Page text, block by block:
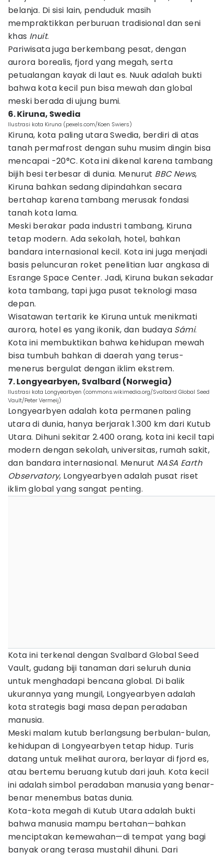
belanja. Di sisi lain, penduduk masih
mempraktikkan perburuan tradisional dan seni
khas Inuit.
Pariwisata juga berkembang pesat, dengan
aurora borealis, fjord yang megah, serta
petualangan kayak di laut es. Nuuk adalah bukti
bahwa kota kecil pun bisa mewah dan global
meski berada di ujung bumi.
6. Kiruna, Swedia
Ilustrasi kota Kiruna (pexels.com/Koen Swiers)
Kiruna, kota paling utara Swedia, berdiri di atas
tanah permafrost dengan suhu musim dingin bisa
mencapai -20°C. Kota ini dikenal karena tambang
bijih besi terbesar di dunia. Menurut BBC News,
Kiruna bahkan sedang dipindahkan secara
bertahap karena tambang merusak fondasi
tanah kota lama.
Meski berakar pada industri tambang, Kiruna
tetap modern. Ada sekolah, hotel, bahkan
bandara internasional kecil. Kota ini juga menjadi
basis peluncuran roket penelitian luar angkasa di
Esrange Space Center. Jadi, Kiruna bukan sekadar
kota tambang, tapi juga pusat teknologi masa
depan.
Wisatawan tertarik ke Kiruna untuk menikmati
aurora, hotel es yang ikonik, dan budaya Sámi.
Kota ini membuktikan bahwa kehidupan mewah
bisa tumbuh bahkan di daerah yang terus-
menerus bergulat dengan iklim ekstrem.
7. Longyearbyen, Svalbard (Norwegia)
Ilustrasi kota Longyearbyen (commons.wikimedia.org/Svalbard Global Seed
Vault/Peter Vermeij)
Longyearbyen adalah kota permanen paling
utara di dunia, hanya berjarak 1.300 km dari Kutub
Utara. Dihuni sekitar 2.400 orang, kota ini kecil tapi
modern dengan sekolah, universitas, rumah sakit,
dan bandara internasional. Menurut NASA Earth
Observatory, Longyearbyen adalah pusat riset
iklim global yang sangat penting.
Kota ini terkenal dengan Svalbard Global Seed
Vault, gudang biji tanaman dari seluruh dunia
untuk menghadapi bencana global. Di balik
ukurannya yang mungil, Longyearbyen adalah
kota strategis bagi masa depan peradaban
manusia.
Meski malam kutub berlangsung berbulan-bulan,
kehidupan di Longyearbyen tetap hidup. Turis
datang untuk melihat aurora, berlayar di fjord es,
atau bertemu beruang kutub dari jauh. Kota kecil
ini adalah simbol peradaban manusia yang benar-
benar menembus batas dunia.
Kota-kota megah di Kutub Utara adalah bukti
bahwa manusia mampu bertahan—bahkan
menciptakan kemewahan—di tempat yang bagi
banyak orang terasa mustahil dihuni. Dari